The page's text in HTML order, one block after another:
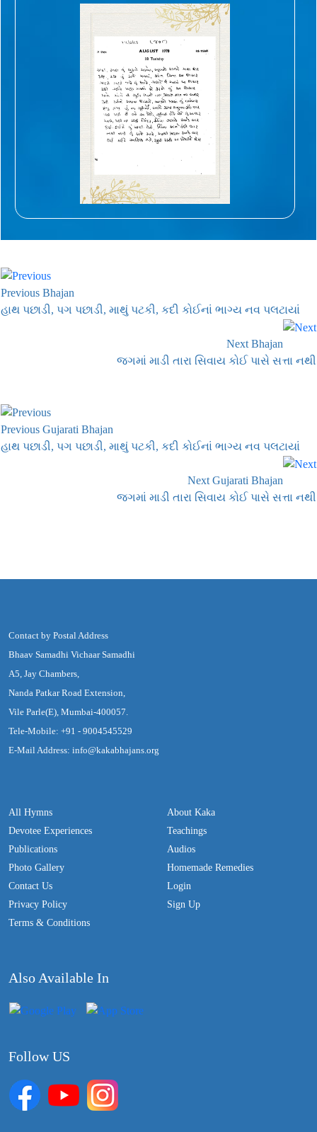
Previous Bhajan
હાથ પછાડી, પગ પછાડી, માથું પટકી, કદી કોઈનાં ભાગ્ય નવ પલટાયાં
Next Bhajan
જગમાં માડી તારા સિવાય કોઈ પાસે સત્તા નથી
Previous Gujarati Bhajan
હાથ પછાડી, પગ પછાડી, માથું પટકી, કદી કોઈનાં ભાગ્ય નવ પલટાયાં
Next Gujarati Bhajan
જગમાં માડી તારા સિવાય કોઈ પાસે સત્તા નથી
Contact by Postal Address
Bhaav Samadhi Vichaar Samadhi
A5, Jay Chambers,
Nanda Patkar Road Extension,
Vile Parle(E), Mumbai-400057.
Tele-Mobile: +91 - 9004545529
E-Mail Address: info@kakabhajans.org
All Hymns
Devotee Experiences
Publications
Photo Gallery
Contact Us
Privacy Policy
Terms & Conditions
About Kaka
Teachings
Audios
Homemade Remedies
Login
Sign Up
Also Available In
Follow US